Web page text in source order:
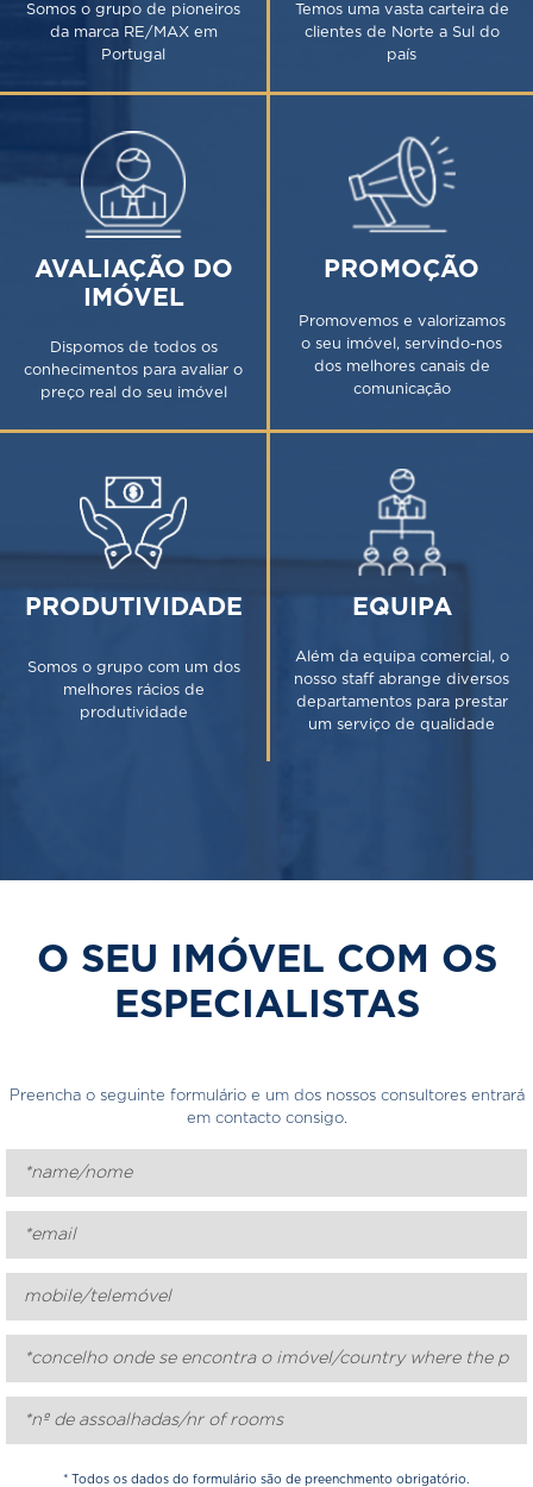
Somos o grupo de pioneiros
da marca RE/MAX em
Portugal
Temos uma vasta carteira de
clientes de Norte a Sul do
país
AVALIAÇÃO DO
IMÓVEL
Dispomos de todos os
conhecimentos para avaliar o
preço real do seu imóvel
PROMOÇÃO
Promovemos e valorizamos
o seu imóvel, servindo-nos
dos melhores canais de
comunicação
PRODUTIVIDADE
Somos o grupo com um dos
melhores rácios de
produtividade
EQUIPA
Além da equipa comercial, o
nosso staff abrange diversos
departamentos para prestar
um serviço de qualidade
O SEU IMÓVEL COM OS
ESPECIALISTAS
Preencha o seguinte formulário e um dos nossos consultores entrará
em contacto consigo.
* Todos os dados do formulário são de preenchmento obrigatório.